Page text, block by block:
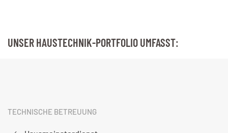
UNSER HAUSTECHNIK-PORTFOLIO UMFASST:
TECHNISCHE BETREUUNG